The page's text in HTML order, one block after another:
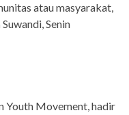
atau masyarakat,
Senin
Youth Movement, hadir